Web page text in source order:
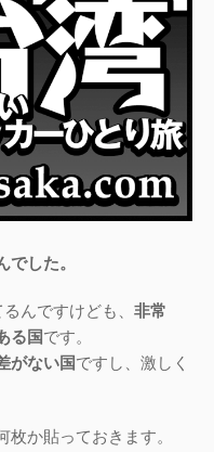
した。
んですけども、 非常
る国です。
がない国ですし、激しく
か貼っておきます。